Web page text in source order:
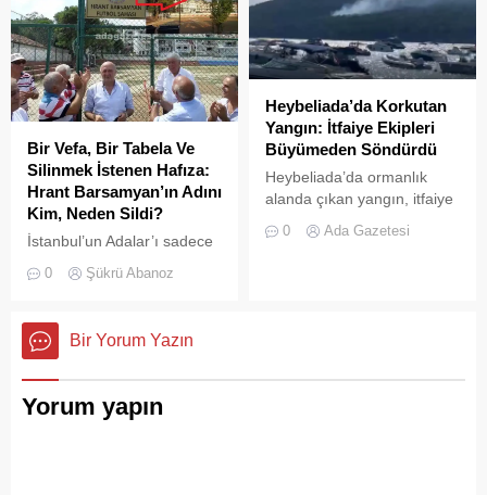
Bir Vefa, Bir Tabela Ve
Silinmek İstenen Hafıza:
Hrant Barsamyan’ın Adını
Kim, Neden Sildi?
İstanbul’un Adalar’ı sadece
yazlıkçıların nefes aldığı
aynı zamanda bu şehrin çok
kültürlü hafızası,
tanıklarıdır.
0 Şükrü Abanoz
Heybeliada’da Korkutan
Yangın: İtfaiye Ekipleri
Büyümeden Söndürdü
Heybeliada’da ormanlık
alanda çıkan yangın, itfaiye
ekiplerinin hızlı müdahalesi
sayesinde büyümeden ve
0 Ada Gazetesi
Bir Yorum Yazın
Yorum yapın